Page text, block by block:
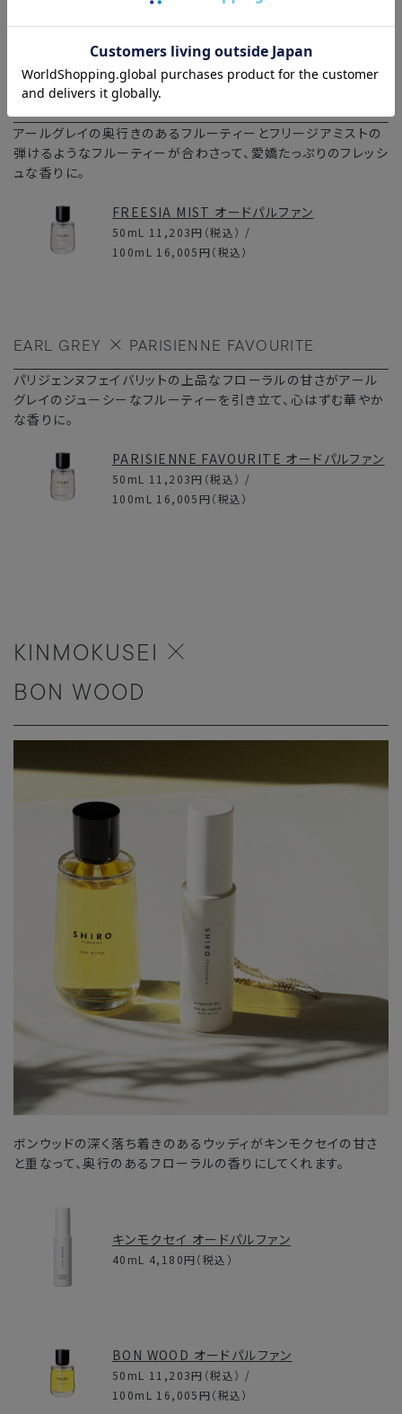
EARL GREY FREESIA MIST
アールグレイの奥行きのあるフルーティーとフリージアミストの
弾けるようなフルーティーが合わさって、愛嬌たっぷりのフレッシ
ュな香りに。
FREESIA MIST オードパルファン
50mL 11,203円 （税込） /
100mL 16,005円（税込）
EARL GREY PARISIENNE FAVOURITE
パリジェンヌフェイバリットの上品なフローラルの甘さがアール
グレイのジューシーなフルーティーを引き立て、心はずむ華やか
な香りに。
PARISIENNE FAVOURITE オードパルファン
50mL 11,203円 （税込） /
100mL 16,005円（税込）
KINMOKUSEI
BON WOOD
ボンウッドの深く落ち着きのあるウッディがキンモクセイの甘さ
と重なって、奥行のあるフローラルの香りにしてくれます。
キンモクセイ オードパルファン
40mL 4,180円（税込）
BON WOOD オードパルファン
50mL 11,203円 （税込） /
100mL 16,005円（税込）